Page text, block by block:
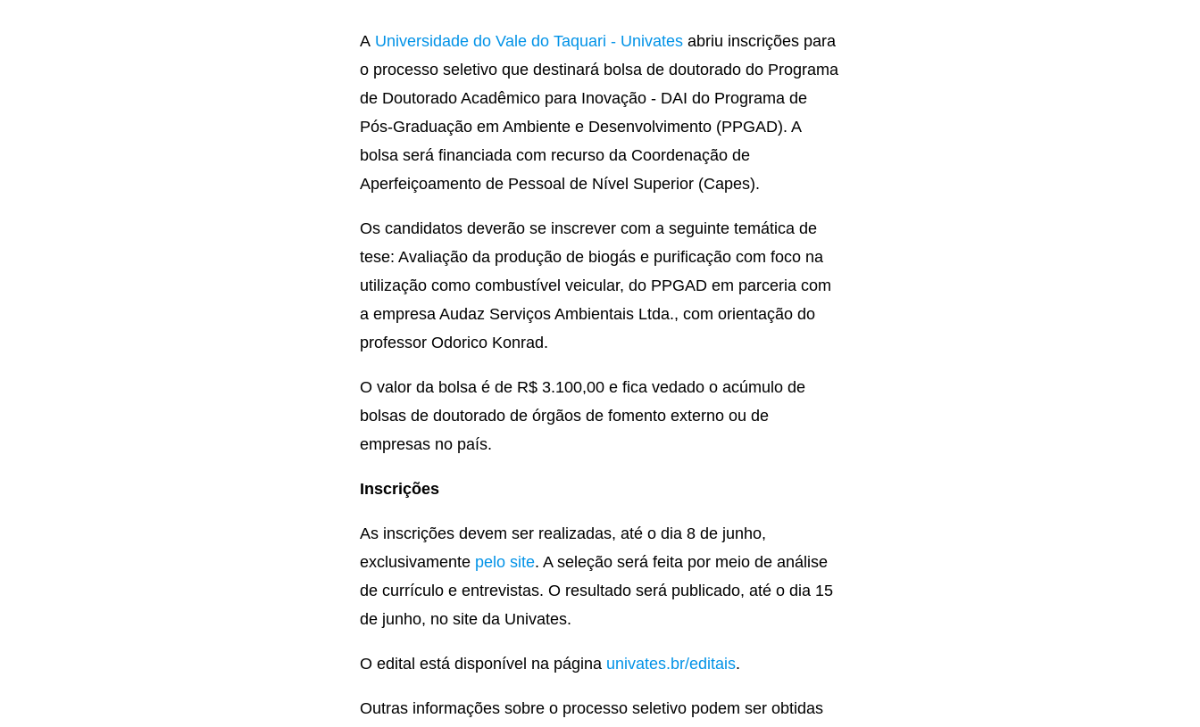
A Universidade do Vale do Taquari - Univates abriu inscrições para
o processo seletivo que destinará bolsa de doutorado do Programa
de Doutorado Acadêmico para Inovação - DAI do Programa de
Pós-Graduação em Ambiente e Desenvolvimento (PPGAD). A
bolsa será financiada com recurso da Coordenação de
Aperfeiçoamento de Pessoal de Nível Superior (Capes).
Os candidatos deverão se inscrever com a seguinte temática de
tese: Avaliação da produção de biogás e purificação com foco na
utilização como combustível veicular, do PPGAD em parceria com
a empresa Audaz Serviços Ambientais Ltda., com orientação do
professor Odorico Konrad.
O valor da bolsa é de R$ 3.100,00 e fica vedado o acúmulo de
bolsas de doutorado de órgãos de fomento externo ou de
empresas no país.
Inscrições
As inscrições devem ser realizadas, até o dia 8 de junho,
exclusivamente pelo site. A seleção será feita por meio de análise
de currículo e entrevistas. O resultado será publicado, até o dia 15
de junho, no site da Univates.
O edital está disponível na página univates.br/editais.
Outras informações sobre o processo seletivo podem ser obtidas